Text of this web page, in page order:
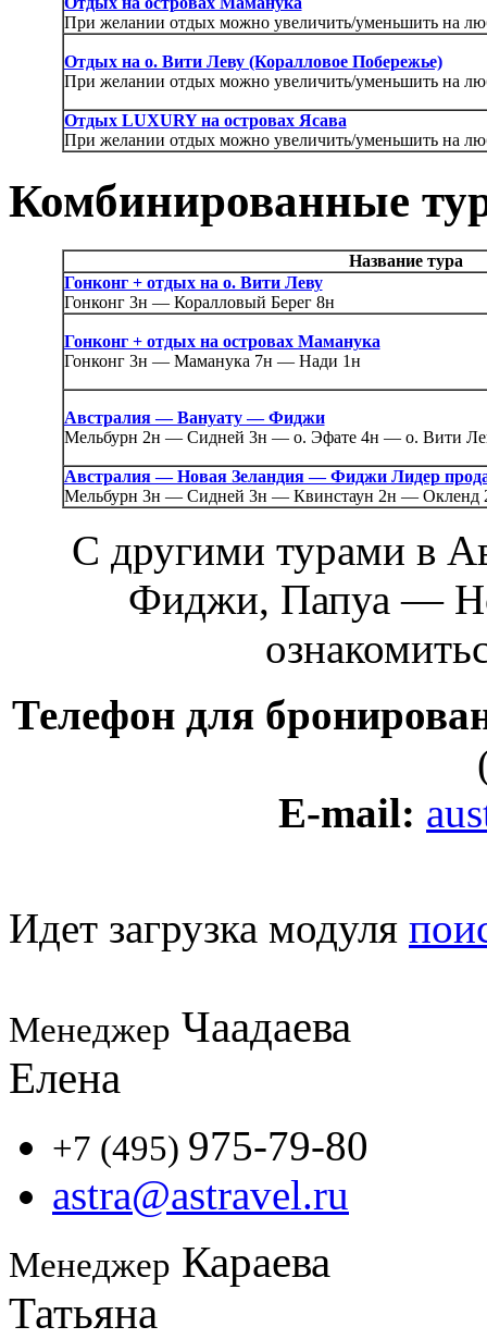
При желании отдых можно увеличить/уменьшить на
Отдых на о. Вити Леву (Коралловое Побережье)
При желании отдых можно увеличить/уменьшить на
Отдых LUXURY на островах Ясава
При желании отдых можно увеличить/уменьшить на
Комбинированные
Название тура
Гонконг + отдых на о. Вити Леву
Гонконг 3н — Коралловый Берег 8н
Гонконг + отдых на островах Маманука
Гонконг 3н — Маманука 7н — Нади 1н
Австралия — Вануату — Фиджи
Мельбурн 2н — Сидней 3н — о. Эфате 4н — о. Вити
Австралия — Новая Зеландия — Фиджи Лидер
Мельбурн 3н — Сидней 3н — Квинстаун 2н — Окленд
С другими турами в
Фиджи, Папуа —
Телефон для
E-mail:
Идет загрузка модуля
Менеджер Чаадаева
Елена
+7 (495) 975-79-80
astra@astravel.ru
Менеджер Караева
Татьяна